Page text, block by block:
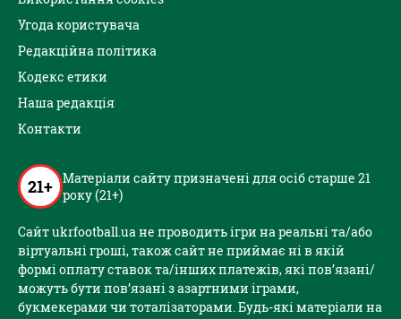
Угода користувача
Редакційна політика
Кодекс етики
Наша редакція
Контакти
21+ Матеріали сайту призначені для осіб старше 21
року (21+)
Сайт ukrfootball.ua не проводить ігри на реальні та/або
віртуальні гроші, також сайт не приймає ні в якій
формі оплату ставок та/інших платежів, які пов’язані/
можуть бути пов’язані з азартними іграми,
букмекерами чи тоталізаторами. Будь-які матеріали на